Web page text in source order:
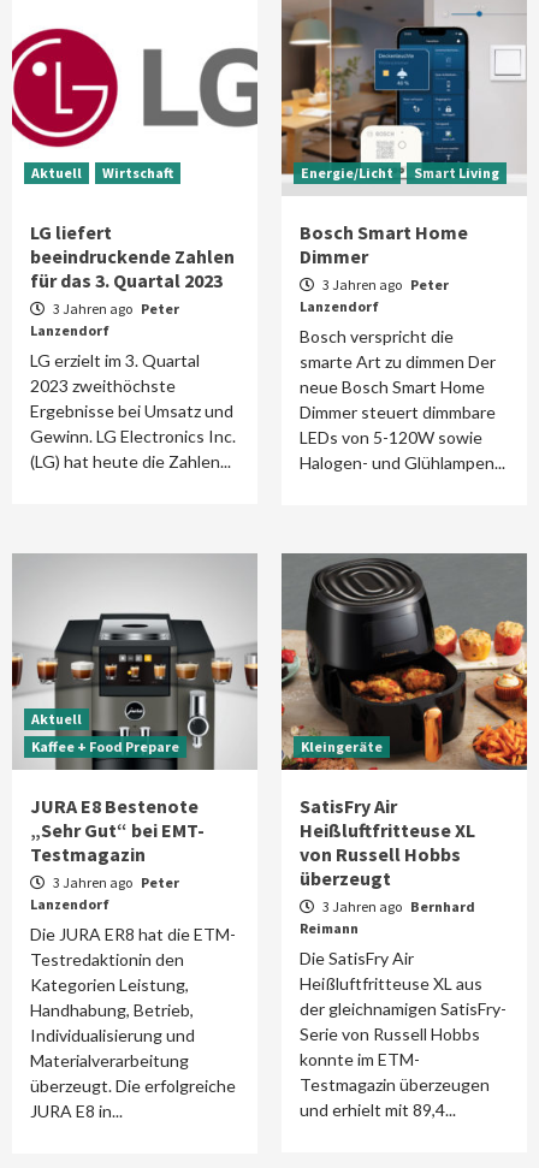
Aktuell Wirtschaft
LG liefert
beeindruckende Zahlen
für das 3. Quartal 2023
3 Jahren ago Peter
Lanzendorf
LG erzielt im 3. Quartal
2023 zweithöchste
Ergebnisse bei Umsatz und
Gewinn. LG Electronics Inc.
(LG) hat heute die Zahlen...
Energie/Licht Smart Living
Bosch Smart Home
Dimmer
3 Jahren ago Peter
Lanzendorf
Bosch verspricht die
smarte Art zu dimmen Der
neue Bosch Smart Home
Dimmer steuert dimmbare
LEDs von 5-120W sowie
Halogen- und Glühlampen...
Aktuell
Kaffee + Food Prepare
JURA E8 Bestenote
„Sehr Gut“ bei EMT-
Testmagazin
3 Jahren ago Peter
Lanzendorf
Die JURA ER8 hat die ETM-
Testredaktionin den
Kategorien Leistung,
Handhabung, Betrieb,
Individualisierung und
Materialverarbeitung
überzeugt. Die erfolgreiche
JURA E8 in...
Kleingeräte
SatisFry Air
Heißluftfritteuse XL
von Russell Hobbs
überzeugt
3 Jahren ago Bernhard
Reimann
Die SatisFry Air
Heißluftfritteuse XL aus
der gleichnamigen SatisFry-
Serie von Russell Hobbs
konnte im ETM-
Testmagazin überzeugen
und erhielt mit 89,4...